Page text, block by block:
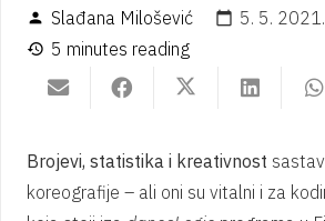
person Slađana Milošević calendar_today 5. 5. 2021.
history 5 minutes reading
Brojevi, statistika i kreativnost
koreografije – ali oni su vitalni i za